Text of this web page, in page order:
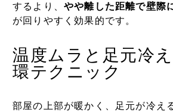
するより、 やや離した距離で壁際
が回りやすく効果的です。
温度ムラと足元冷
環テクニック
部屋の上部が暖かく、足元が冷え